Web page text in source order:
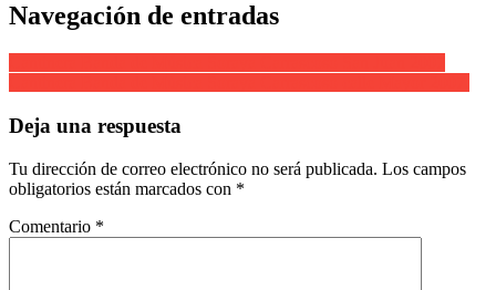
Navegación de entradas
Deja una respuesta
Tu dirección de correo electrónico no será publicada. Los campos
obligatorios están marcados con *
Comentario *